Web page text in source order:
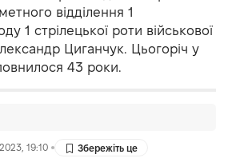
відділення 1
1 стрілецької роти військової
Циганчук. Цьогоріч у
43 роки.
19:10